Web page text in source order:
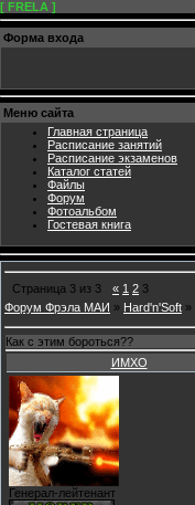
[ FRELA ]
Форма входа
Меню сайта
Главная страница
Расписание занятий
Расписание экзаменов
Каталог статей
Файлы
Форум
Фотоальбом
Гостевая книга
Страница 3 из 3 « 1 2 3
Форум Фрэла МАИ » Hard'n'Soft »
Как с этим бороться??
ИМХО
Генерал-лейтенант